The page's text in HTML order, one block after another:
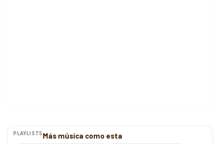
PLAYLISTS Más música como esta